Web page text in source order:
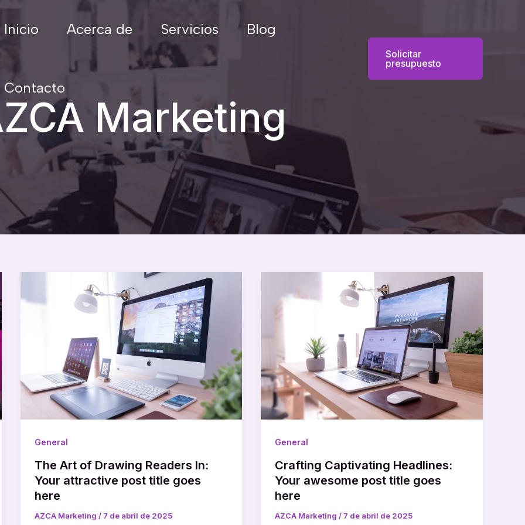
Inicio Acerca de Servicios Blog
Contacto
Solicitar
presupuesto
Marketing
General
The Art of Drawing Readers In:
Your attractive post title goes
here
AZCA Marketing / 7 de abril de 2025
General
Crafting Captivating Headlines:
Your awesome post title goes
here
AZCA Marketing/ 7 de abril de 2025